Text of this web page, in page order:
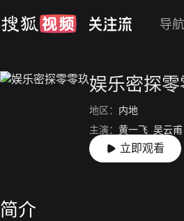
导航
娱乐密探零
地区： 内地
主演： 黄一飞 吴云甫
导演： 桌子
立即观看
简介